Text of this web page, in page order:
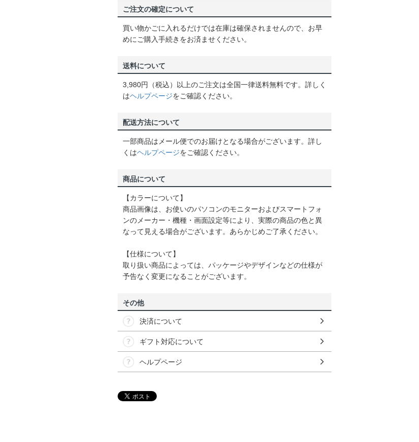
ご注文の確定について
買い物かごに入れるだけでは在庫は確保されませんので、お早
めにご購入手続きをお済ませください。
送料について
3,980円（税込）以上のご注文は全国一律送料無料です。詳しく
はヘルプページをご確認ください。
配送方法について
一部商品はメール便でのお届けとなる場合がございます。詳し
くはヘルプページをご確認ください。
商品について
【カラーについて】
商品画像は、お使いのパソコンのモニターおよびスマートフォ
ンのメーカー・機種・画面設定等により、実際の商品の色と異
なって見える場合がございます。あらかじめご了承ください。
【仕様について】
取り扱い商品によっては、パッケージやデザインなどの仕様が
予告なく変更になることがございます。
その他
決済について
ギフト対応について
ヘルプページ